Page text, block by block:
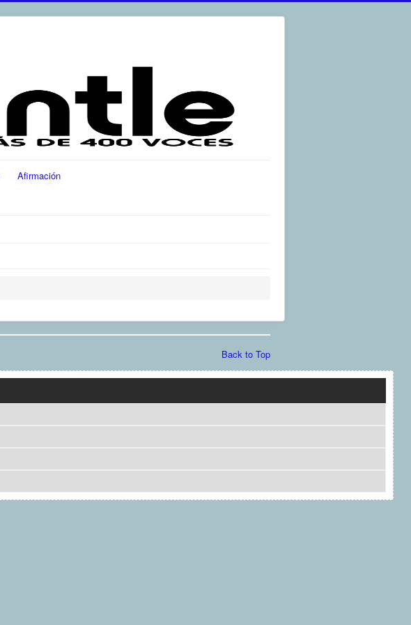
Afirmación
Back to Top